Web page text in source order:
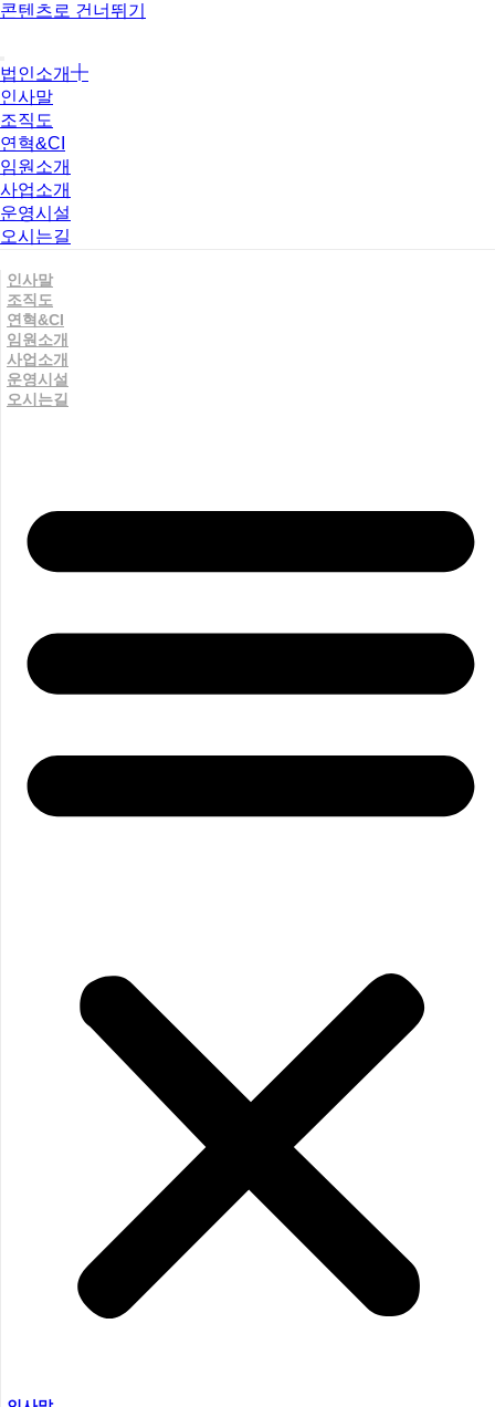
콘텐츠로 건너뛰기
법인소개
인사말
조직도
연혁&CI
임원소개
사업소개
운영시설
오시는길
인사말
조직도
연혁&CI
임원소개
사업소개
운영시설
오시는길